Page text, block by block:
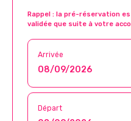
Rappel : la pré-réservation
validée que suite à votre
Arrivée
Départ